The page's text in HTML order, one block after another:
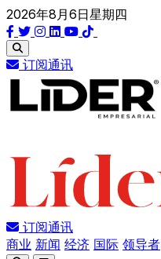
2026年8月6日星期四
订阅通讯
订阅通讯
商业 新闻 经济 国际 领导者